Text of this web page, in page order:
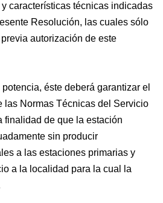
características técnicas indicadas
Resolución, las cuales sólo
autorización de este
éste deberá garantizar el
las Normas Técnicas del Servicio
finalidad de que la estación
sin producir
a las estaciones primarias y
a la localidad para la cual la